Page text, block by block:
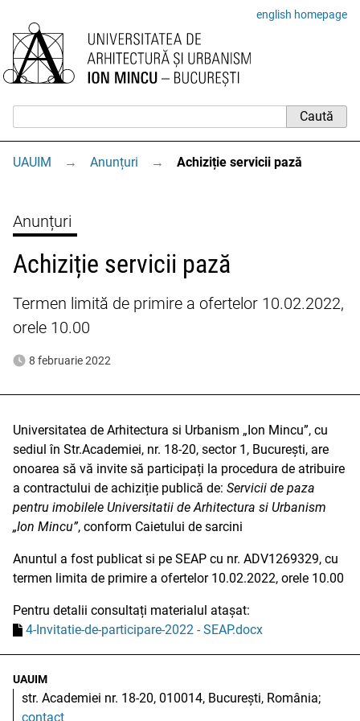
english homepage
UAUIM → Anunțuri → Achiziție servicii pază
Anunțuri
Achiziție servicii pază
Termen limită de primire a ofertelor 10.02.2022,
orele 10.00
8 februarie 2022
Universitatea de Arhitectura si Urbanism „Ion Mincu”, cu
sediul în Str.Academiei, nr. 18-20, sector 1, București, are
onoarea să vă invite să participați la procedura de atribuire
a contractului de achiziție publică de: Servicii de paza
pentru imobilele Universitatii de Arhitectura si Urbanism
„Ion Mincu”, conform Caietului de sarcini
Anuntul a fost publicat si pe SEAP cu nr. ADV1269329, cu
termen limita de primire a ofertelor 10.02.2022, orele 10.00
Pentru detalii consultați materialul atașat:
4-Invitatie-de-participare-2022 - SEAP.docx
UAUIM
str. Academiei nr. 18-20, 010014, București, România;
contact